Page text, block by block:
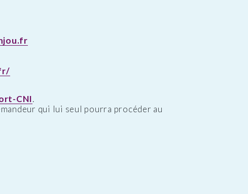
CNI.
qui lui seul pourra procéder au